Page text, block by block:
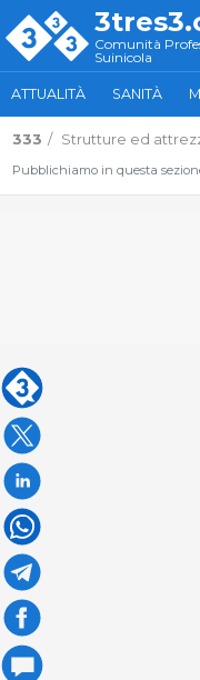
Comunità
Suinicola
ATTUALITÀ SANITÀ
333 Strutture ed
Pubblichiamo in questa